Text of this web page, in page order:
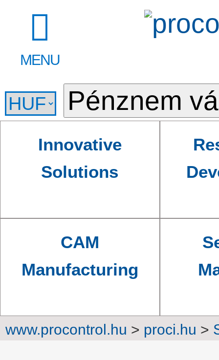
MENU
Innovative
Solutions
CAM
Manufacturing
www.procontrol.hu > proci.hu >